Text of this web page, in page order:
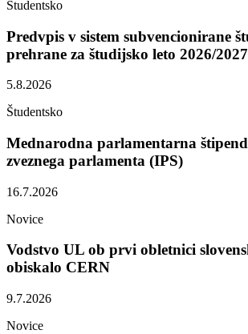
Študentsko
Predvpis v sistem subvencionirane
prehrane za študijsko leto 2026/2027
5.8.2026
Študentsko
Mednarodna parlamentarna
zveznega parlamenta (IPS)
16.7.2026
Novice
Vodstvo UL ob prvi obletnici
obiskalo CERN
9.7.2026
Novice